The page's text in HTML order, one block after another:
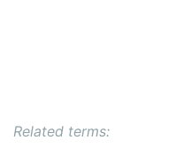
Related terms: